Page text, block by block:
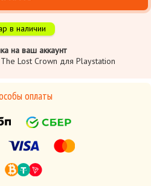
в наличии
на ваш аккаунт
Lost Crown для Playstation
оплаты